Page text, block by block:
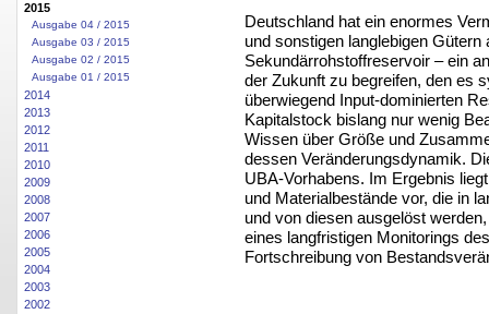
2015
Ausgabe 04 / 2015
Ausgabe 03 / 2015
Ausgabe 02 / 2015
Ausgabe 01 / 2015
2014
2013
2012
2011
2010
2009
2008
2007
2006
2005
2004
2003
2002
Deutschland hat ein enormes
und sonstigen langlebigen
Sekundärrohstoffreservoir – ein
der Zukunft zu begreifen, den es
überwiegend Input-dominierten
Kapitalstock bislang nur wenig
Wissen über Größe und
dessen Veränderungsdynamik.
UBA-Vorhabens. Im Ergebnis
und Materialbestände vor, die in
und von diesen ausgelöst
eines langfristigen Monitorings
Fortschreibung von